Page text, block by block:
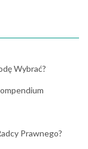
Wybrać?
Prawnego?